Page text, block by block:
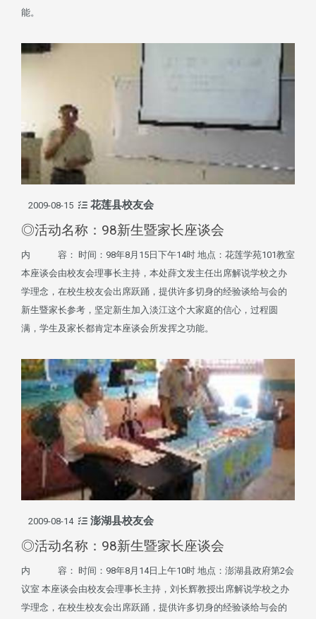
能。
2009-08-15 花莲县校友会
◎活动名称：98新生暨家长座谈会
内 容： 时间：98年8月15日下午14时 地点：花莲学苑101教室
本座谈会由校友会理事长主持，本处薛文发主任出席解说学校之办
学理念，在校生校友会出席跃踊，提供许多切身的经验谈给与会的
新生暨家长参考，坚定新生加入淡江这个大家庭的信心，过程圆
满，学生及家长都肯定本座谈会所发挥之功能。
2009-08-14 澎湖县校友会
◎活动名称：98新生暨家长座谈会
内 容： 时间：98年8月14日上午10时 地点：澎湖县政府第2会
议室 本座谈会由校友会理事长主持，刘长辉教授出席解说学校之办
学理念，在校生校友会出席跃踊，提供许多切身的经验谈给与会的